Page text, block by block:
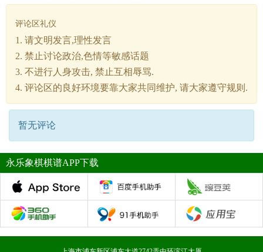
评论区礼仪
1. 请文明发言,理性发言
2. 禁止讨论政治,色情等敏感话题
3. 不进行人身攻击, 禁止互相辱骂.
4. 评论区的良好环境要靠大家共同维护, 请大家遵守规则.
暂无评论
永乐象棋棋谱APP下载